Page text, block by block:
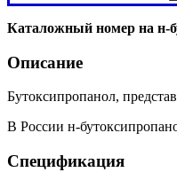
Каталожный номер на н-
Описаниe
Бутоксипропанол,
В России н-
Спецификация